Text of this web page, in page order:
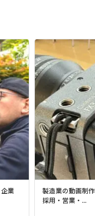
業
製造業の動画制
採用・営業・...